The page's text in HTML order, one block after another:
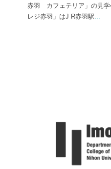
赤羽 カフェテリア」の見学
レジ赤羽」はJ R赤羽駅...